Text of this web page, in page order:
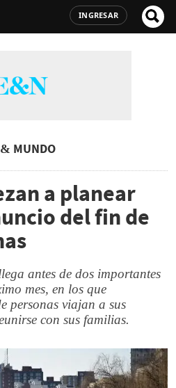
INGRESAR
MUNDO
a planear
del fin de
antes de dos importantes
mes, en los que
personas viajan a sus
con sus familias.